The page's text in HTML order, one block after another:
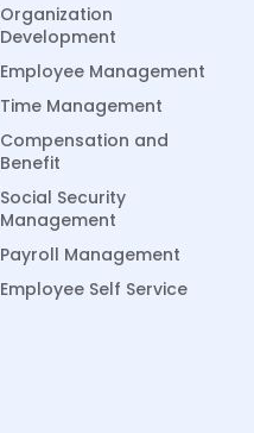
Organization
Development
Employee Management
Time Management
Compensation and
Benefit
Social Security
Management
Payroll Management
Employee Self Service